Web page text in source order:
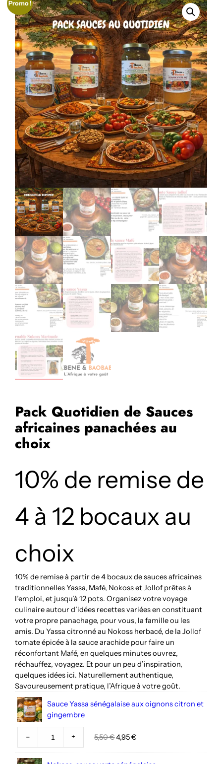
Promo !
Pack Quotidien de Sauces
africaines panachées au
choix
10% de remise de
4 à 12 bocaux au
choix
10% de remise à partir de 4 bocaux de sauces africaines
traditionnelles Yassa, Mafé, Nokoss et Jollof prêtes à
l’emploi, et jusqu’à 12 pots. Organisez votre voyage
culinaire autour d’idées recettes variées en constituant
votre propre panachage, pour vous, la famille ou les
amis. Du Yassa citronné au Nokoss herbacé, de la Jollof
tomate épicée à la sauce arachide pour faire un
réconfortant Mafé, en quelques minutes ouvrez,
réchauffez, voyagez. Et pour un peu d’inspiration,
quelques idées ici. Naturellement authentique,
Savoureusement pratique, l’Afrique à votre goût.
Sauce Yassa sénégalaise aux oignons citron et
gingembre
– + 5,50€Le
4,95€Le